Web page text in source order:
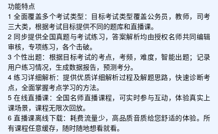
功能特点
1 全面覆盖多个考试类型：目标考试类型覆盖公务员，教师，司考
三大类，根据考试目标提供不同的题库和直播课。
2 同步提供全国真题与考试练习，答案解析均由授权名师共同编辑
审核，专项练习，各个击破。
3 个性出题：根据目标考试的考点，考频，难度，智能出题；记录
用户练习情况，生成数据报告，预测考分。
4 练习详细解析：提供优质详细解析过程及解题思路，快速诊断考
点，全面掌握考点学习的方法。
5 在线直播课：全国名师直播课程，可实时参与互动，体验真实上
课场景，课程无限次回放。
6 直播课离线下载：耗费流量少，高品质音质给您舒适的体验。所
有课程任意缓存，随时随地想看就看。